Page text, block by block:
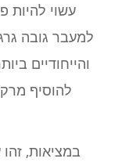
והייחודיים
להוסיף
במציאות,